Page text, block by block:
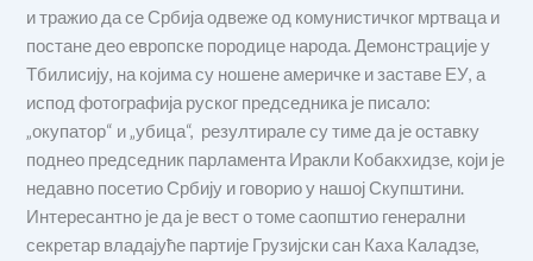
и тражио да се Србија одвеже од комунистичког мртваца и
постане део европске породице народа. Демонстрације у
Тбилисију, на којима су ношене америчке и заставе ЕУ, а
испод фотографија руског председника је писало:
„окупатор“ и „убица“, резултирале су тиме да је оставку
поднео председник парламента Иракли Кобакхидзе, који је
недавно посетио Србију и говорио у нашој Скупштини.
Интересантно је да је вест о томе саопштио генерални
секретар владајуће партије Грузијски сан Каха Каладзе,